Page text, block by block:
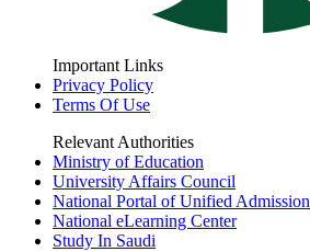
Important Links
Privacy Policy
Terms Of Use
Relevant Authorities
Ministry of Education
University Affairs Council
National Portal of Unified Admission
National eLearning Center
Study In Saudi